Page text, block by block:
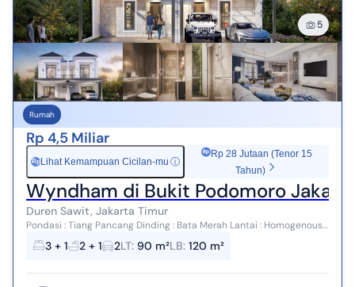
5
Rumah
Rp 4,5 Miliar
Rp Lihat Kemampuan Cicilan-mu ⓘ
Rp 28 Jutaan (Tenor 15
Tahun)
Wyndham di Bukit Podomoro
Duren Sawit, Jakarta Timur
Pondasi : Tiang Pancang Dinding : Bata Merah Lantai : Homogenous
Tile 80 X 80 Unit Type 6 dan 7
3 + 1 2 + 1 2LT: 90 m²LB: 120 m²